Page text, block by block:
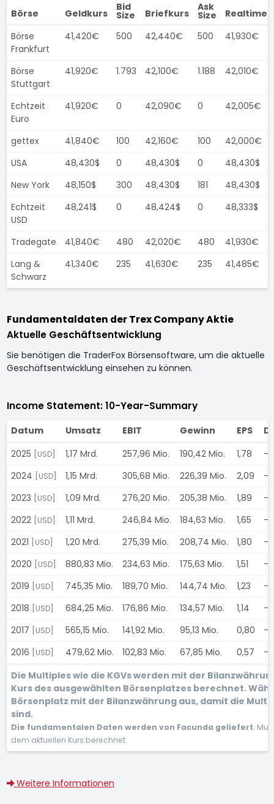
Börse Geldkurs
Bid
Size Briefkurs
Ask
Size
Börse
Frankfurt
41,420€ 500 42,440€ 500 41,930€
Börse
Stuttgart
41,920€ 1.793 42,100€ 1.188 42,010€
Echtzeit
Euro
41,920€ 0 42,090€ 0 42,005€
gettex 41,840€ 100 42,160€ 100
42,000€
USA
48,430$ 0 48,430$ 0
48,430$
New York
48,150$ 300 48,430$ 181
48,430$
Echtzeit
USD
48,241$ 0 48,424$ 0 48,333$
Tradegate 41,840€ 480 42,020€ 480
41,930€
Lang &
Schwarz
41,340€ 235 41,630€ 235 41,485€
Fundamentaldaten der Trex Company Aktie
Aktuelle Geschäftsentwicklung
Sie benötigen die TraderFox Börsensoftware, um die aktuelle
Geschäftsentwicklung einsehen zu können.
Income Statement: 10-Year-Summary
Datum Umsatz EBIT Gewinn EPS
2025
[USD] 1,17 Mrd. 257,96 Mio. 190,42 Mio. 1,78
-
2024
[USD] 1,15 Mrd. 305,68 Mio. 226,39 Mio. 2,09
-
2023
[USD] 1,09 Mrd. 276,20 Mio. 205,38 Mio. 1,89
-
2022
[USD] 1,11 Mrd. 246,84 Mio. 184,63 Mio. 1,65
-
2021
[USD] 1,20 Mrd. 275,39 Mio. 208,74 Mio. 1,80
-
2020
[USD] 880,83 Mio. 234,63 Mio. 175,63 Mio. 1,51
-
2019
[USD] 745,35 Mio. 189,70 Mio. 144,74 Mio. 1,23
-
2018
[USD] 684,25 Mio. 176,86 Mio. 134,57 Mio. 1,14
-
2017
[USD] 565,15 Mio. 141,92 Mio. 95,13 Mio. 0,80
-
2016
[USD] 479,62 Mio. 102,83 Mio. 67,85 Mio. 0,57
-
Die Multiples wie die KGVs werden mit der
Kurs des ausgewählten Börsenplatzes berechnet.
Börsenplatz mit der Bilanzwährung aus, damit die
sind.
Die fundamentalen Daten werden von Facunda geliefert;
dem aktuellen Kurs berechnet.
Weitere Informationen